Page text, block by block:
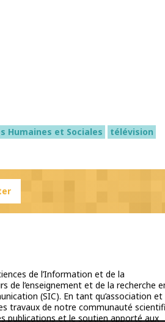
Humaines et Sociales télévision
de l’Information et de la
de l’enseignement et de la recherche
(SIC). En tant qu’association et
travaux de notre communauté
publications et le soutien apporté aux